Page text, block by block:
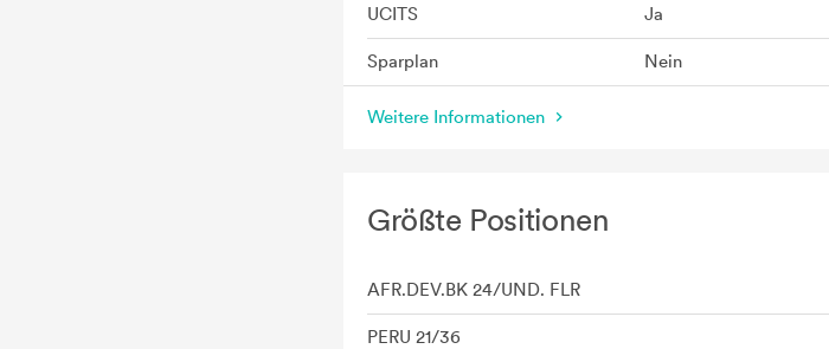
UCITS Ja
Sparplan Nein
Weitere Informationen
Größte Positionen
AFR.DEV.BK 24/UND. FLR
PERU 21/36